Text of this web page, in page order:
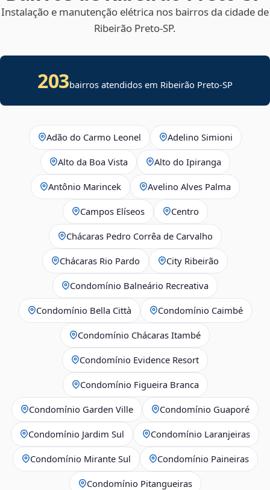
Instalação e manutenção elétrica nos bairros da cidade de
Ribeirão Preto‑SP.
203bairros atendidos em Ribeirão Preto-SP
Adão do Carmo Leonel Adelino Simioni
Alto da Boa Vista Alto do Ipiranga
Antônio Marincek Avelino Alves Palma
Campos Elíseos Centro
Chácaras Pedro Corrêa de Carvalho
Chácaras Rio Pardo City Ribeirão
Condomínio Balneário Recreativa
Condomínio Bella Città Condomínio Caimbé
Condomínio Chácaras Itambé
Condomínio Evidence Resort
Condomínio Figueira Branca
Condomínio Garden Ville Condomínio Guaporé
Condomínio Jardim Sul Condomínio Laranjeiras
Condomínio Mirante Sul Condomínio Paineiras
Condomínio Pitangueiras